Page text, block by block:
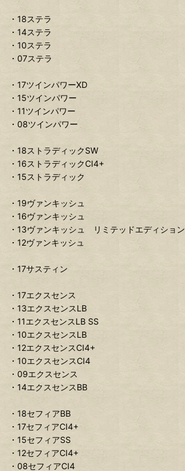
・18ステラ
・14ステラ
・10ステラ
・07ステラ
・17ツインパワーXD
・15ツインパワー
・11ツインパワー
・08ツインパワー
・18ストラディックSW
・16ストラディックCI4+
・15ストラディック
・19ヴァンキッシュ
・16ヴァンキッシュ
・13ヴァンキッシュ リミテッドエディション
・12ヴァンキッシュ
・17サスティン
・17エクスセンス
・13エクスセンスLB
・11エクスセンスLB SS
・10エクスセンスLB
・12エクスセンスCI4+
・10エクスセンスCI4
・09エクスセンス
・14エクスセンスBB
・18セフィアBB
・17セフィアCI4+
・15セフィアSS
・12セフィアCI4+
・08セフィアCI4